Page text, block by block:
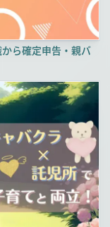
ら確定申告・親バ